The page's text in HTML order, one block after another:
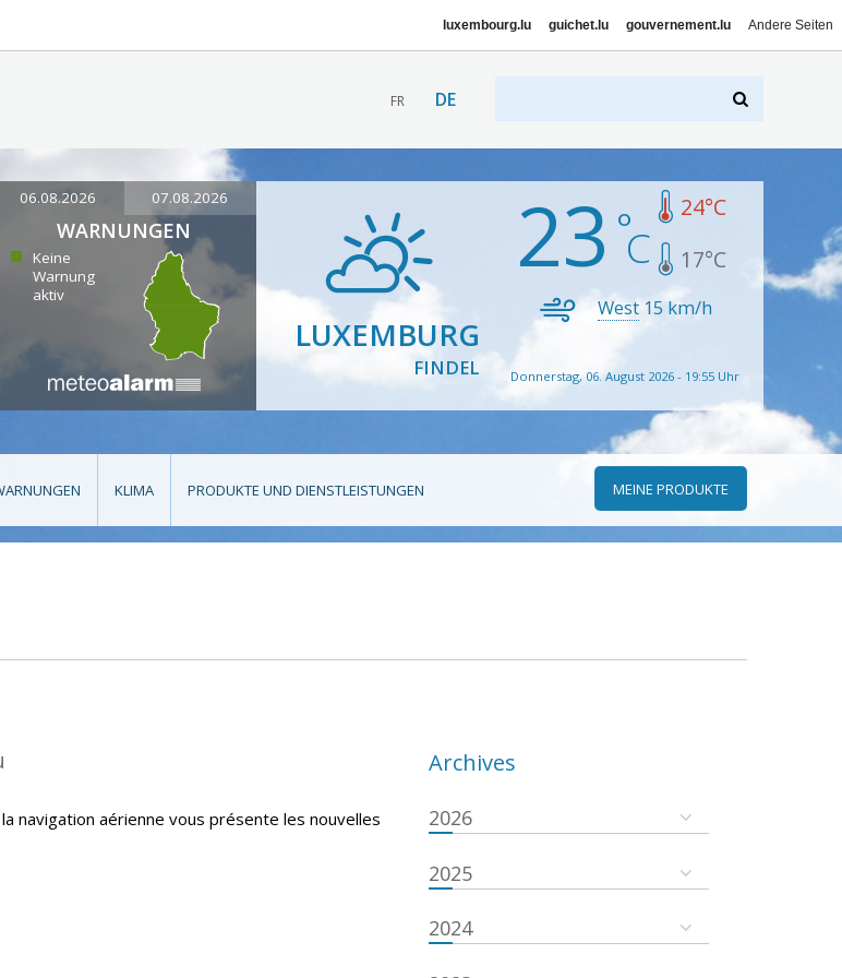
luxembourg.lu guichet.lu gouvernement.lu Andere Seiten
FR DE
06.08.2026 07.08.2026
WARNUNGEN
Keine
Warnung
aktiv
LUXEMBURG
FINDEL
23 24°C
17°C
West 15 km/h
Donnerstag, 06. August 2026 - 19:55 Uhr
KLIMA PRODUKTE UND DIENSTLEISTUNGEN MEINE PRODUKTE
navigation aérienne vous présente les nouvelles
Archives
2026
2025
2024